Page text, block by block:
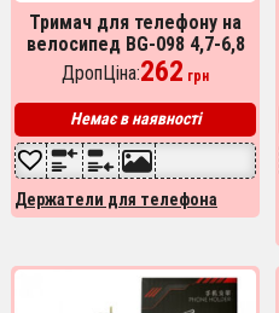
Тримач для телефону на
велосипед BG-098 4,7-6,8
дюймів, Тримач для
телефону на спортивний
велосипед
ДропЦіна:262 грн
Немає в наявності
Держатели для телефона